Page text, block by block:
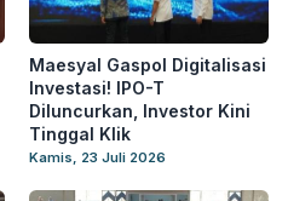
Maesyal Gaspol Digitalisasi
Investasi! IPO-T
Diluncurkan, Investor Kini
Tinggal Klik
Kamis, 23 Juli 2026